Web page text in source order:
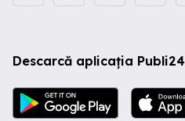
Descarcă aplicația Publi24